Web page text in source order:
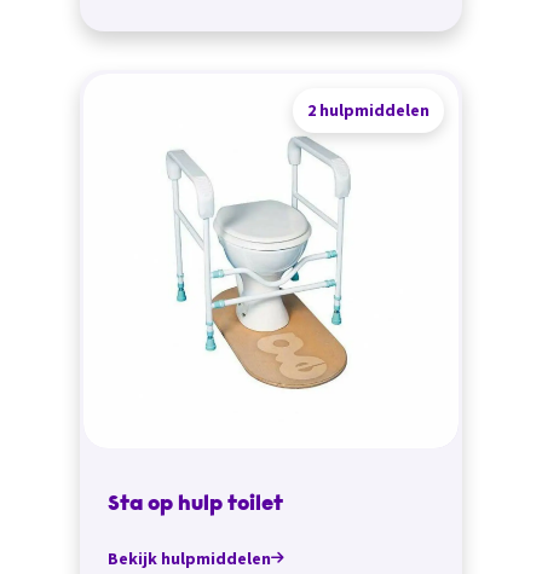
2 hulpmiddelen
Sta op hulp toilet
Bekijk hulpmiddelen